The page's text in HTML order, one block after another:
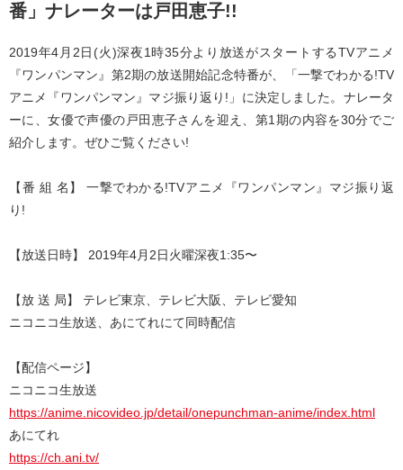
番」ナレーターは戸田恵子!!
2019年4月2日(火)深夜1時35分より放送がスタートするTVアニメ
『ワンパンマン』第2期の放送開始記念特番が、「一撃でわかる!TV
アニメ『ワンパンマン』マジ振り返り!」に決定しました。ナレータ
ーに、女優で声優の戸田恵子さんを迎え、第1期の内容を30分でご
紹介します。ぜひご覧ください!
【番 組 名】 一撃でわかる!TVアニメ『ワンパンマン』マジ振り返
り!
【放送日時】 2019年4月2日火曜深夜1:35〜
【放 送 局】 テレビ東京、テレビ大阪、テレビ愛知
ニコニコ生放送、あにてれにて同時配信
【配信ページ】
ニコニコ生放送
https://anime.nicovideo.jp/detail/onepunchman-anime/index.html
あにてれ
https://ch.ani.tv/